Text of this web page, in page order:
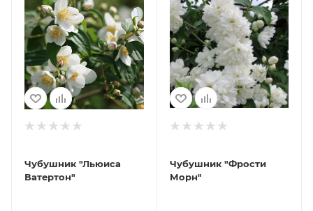
Чубушник "Льюиса
Ватертон"
Чубушник "Фрости
Морн"